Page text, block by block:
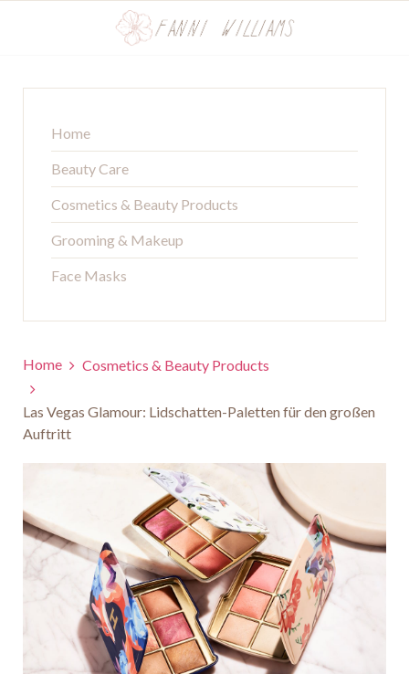
Home
Beauty Care
Cosmetics & Beauty Products
Grooming & Makeup
Face Masks
Home Cosmetics & Beauty Products
Las Vegas Glamour: Lidschatten-Paletten für den großen
Auftritt